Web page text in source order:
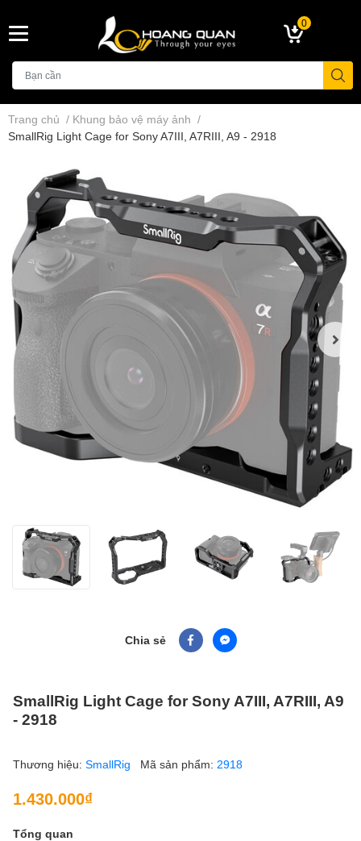
0
Trang chủ / Khung bảo vệ máy ảnh /
SmallRig Light Cage for Sony A7III, A7RIII, A9 - 2918
Chia sẻ
SmallRig Light Cage for Sony A7III, A7RIII, A9
- 2918
Thương hiệu: SmallRig Mã sản phẩm: 2918
1.430.000₫
Tổng quan